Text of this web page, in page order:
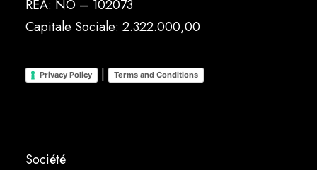
REA: NO – 102073
Capitale Sociale: 2.322.000,00
Privacy Policy | Terms and Conditions
Société